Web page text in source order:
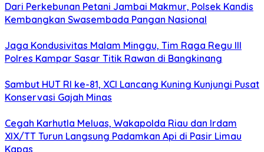
Dari Perkebunan Petani Jambai Makmur, Polsek Kandis
Kembangkan Swasembada Pangan Nasional
Jaga Kondusivitas Malam Minggu, Tim Raga Regu III
Polres Kampar Sasar Titik Rawan di Bangkinang
Sambut HUT RI ke-81, XCI Lancang Kuning Kunjungi Pusat
Konservasi Gajah Minas
Cegah Karhutla Meluas, Wakapolda Riau dan Irdam
XIX/TT Turun Langsung Padamkan Api di Pasir Limau
Kapas